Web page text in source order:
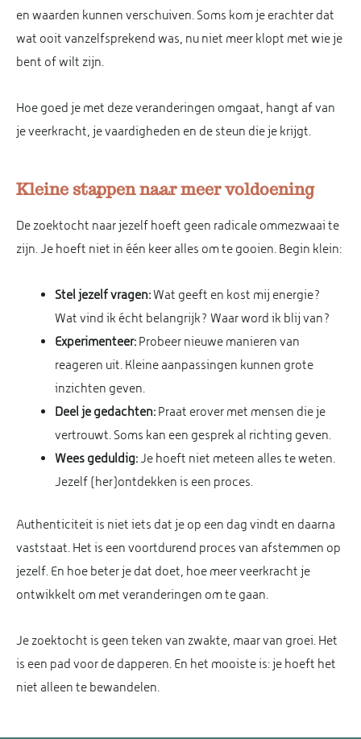
en waarden kunnen verschuiven. Soms kom je erachter dat
wat ooit vanzelfsprekend was, nu niet meer klopt met wie je
bent of wilt zijn.
Hoe goed je met deze veranderingen omgaat, hangt af van
je veerkracht, je vaardigheden en de steun die je krijgt.
Kleine stappen naar meer voldoening
De zoektocht naar jezelf hoeft geen radicale ommezwaai te
zijn. Je hoeft niet in één keer alles om te gooien. Begin klein:
Stel jezelf vragen:Wat geeft en kost mij energie?
Wat vind ik écht belangrijk? Waar word ik blij van?
Experimenteer: Probeer nieuwe manieren van
reageren uit. Kleine aanpassingen kunnen grote
inzichten geven.
Deel je gedachten: Praat erover met mensen die je
vertrouwt. Soms kan een gesprek al richting geven.
Wees geduldig:Je hoeft niet meteen alles te weten.
Jezelf (her)ontdekken is een proces.
Authenticiteit is niet iets dat je op een dag vindt en daarna
vaststaat. Het is een voortdurend proces van afstemmen op
jezelf. En hoe beter je dat doet, hoe meer veerkracht je
ontwikkelt om met veranderingen om te gaan.
Je zoektocht is geen teken van zwakte, maar van groei. Het
is een pad voor de dapperen. En het mooiste is: je hoeft het
niet alleen te bewandelen.